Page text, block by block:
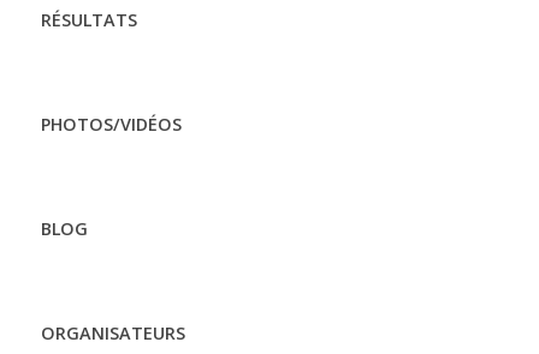
RÉSULTATS
PHOTOS/VIDÉOS
BLOG
ORGANISATEURS